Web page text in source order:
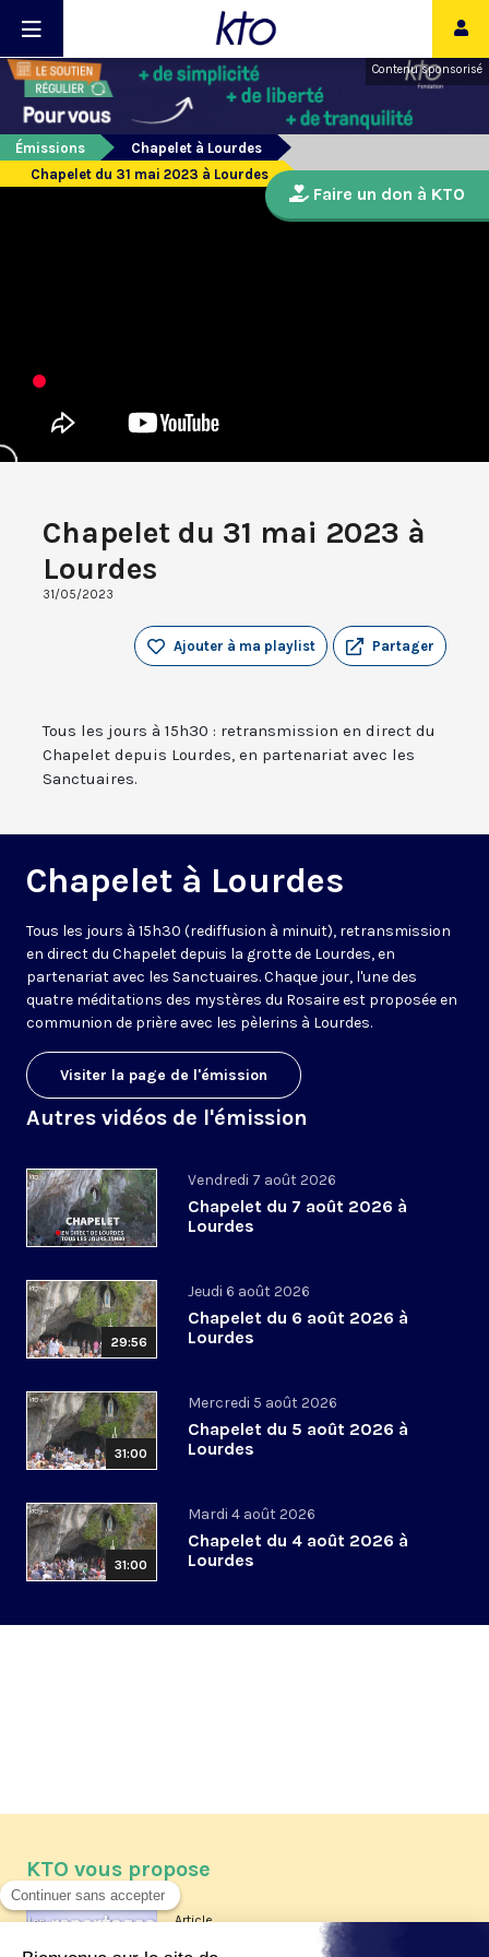
Contenu sponsorisé
Émissions
Chapelet à Lourdes
Chapelet du 31 mai 2023 à Lourdes
Chapelet du 31 mai 2023 à
Lourdes
31/05/2023
Partager
Ajouter à ma playlist
Tous les jours à 15h30 : retransmission en direct du
Chapelet depuis Lourdes, en partenariat avec les
Sanctuaires.
Chapelet à Lourdes
Tous les jours à 15h30 (rediffusion à minuit), retransmission
en direct du Chapelet depuis la grotte de Lourdes, en
partenariat avec les Sanctuaires. Chaque jour, l'une des
quatre méditations des mystères du Rosaire est proposée en
communion de prière avec les pèlerins à Lourdes.
Visiter la page de l'émission
Autres vidéos de l'émission
Vendredi 7 août 2026
Chapelet du 7 août 2026 à
Lourdes
29:56
Jeudi 6 août 2026
Chapelet du 6 août 2026 à
Lourdes
31:00
Mercredi 5 août 2026
Chapelet du 5 août 2026 à
Lourdes
31:00
Mardi 4 août 2026
Chapelet du 4 août 2026 à
Lourdes
Faire un don à KTO
KTO vous propose
Article
Les reportages d'été 2026 de KTO